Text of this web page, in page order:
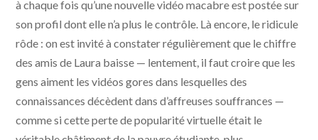
à chaque fois qu’une nouvelle vidéo macabre est postée sur
son profil dont elle n’a plus le contrôle. Là encore, le ridicule
rôde : on est invité à constater régulièrement que le chiffre
des amis de Laura baisse — lentement, il faut croire que les
gens aiment les vidéos gores dans lesquelles des
connaissances décèdent dans d’affreuses souffrances —
comme si cette perte de popularité virtuelle était le